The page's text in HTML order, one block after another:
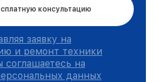
консультацию
заявку на
и ремонт техники
соглашаетесь на
данных